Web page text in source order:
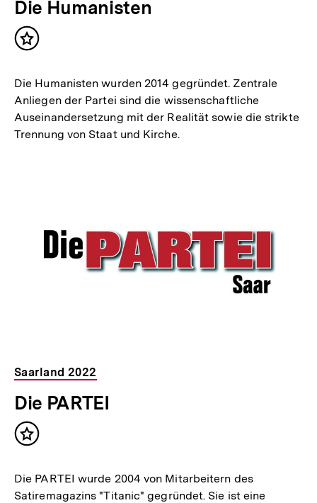
Die Humanisten
Inhalt
Die Humanisten wurden 2014 gegründet. Zentrale
Anliegen der Partei sind die wissenschaftliche
Auseinandersetzung mit der Realität sowie die strikte
Trennung von Staat und Kirche.
Saarland 2022
Die PARTEI
Inhalt
Die PARTEI wurde 2004 von Mitarbeitern des
Satiremagazins "Titanic" gegründet. Sie ist eine